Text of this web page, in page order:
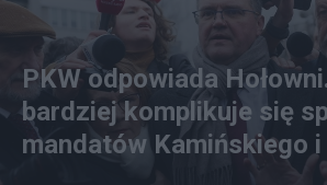
PKW odpowiada
bardziej komplikuje się
mandatów Kamińskiego